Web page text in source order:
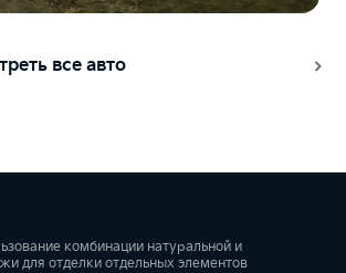
все авто
комбинации натуральной и
для отделки отдельных элементов